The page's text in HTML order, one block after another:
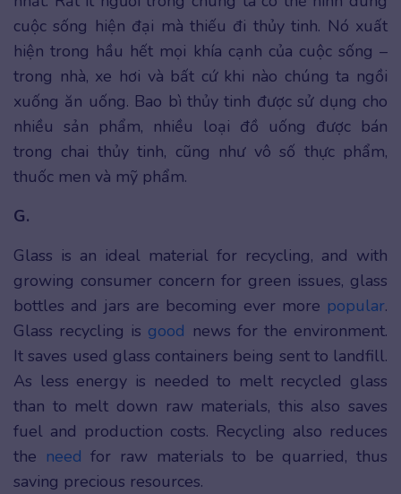
cuộc sống hiện đại mà thiếu đi thủy tinh. Nó xuất
hiện trong hầu hết mọi khía cạnh của cuộc sống –
trong nhà, xe hơi và bất cứ khi nào chúng ta ngồi
xuống ăn uống. Bao bì thủy tinh được sử dụng cho
nhiều sản phẩm, nhiều loại đồ uống được bán
trong chai thủy tinh, cũng như vô số thực phẩm,
thuốc men và mỹ phẩm.
G.
Glass is an ideal material for recycling, and with
growing consumer concern for green issues, glass
bottles and jars are becoming ever more popular.
Glass recycling is good news for the environment.
It saves used glass containers being sent to landfill.
As less energy is needed to melt recycled glass
than to melt down raw materials, this also saves
fuel and production costs. Recycling also reduces
the need for raw materials to be quarried, thus
saving precious resources.